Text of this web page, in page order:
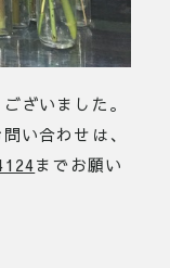
ざいました。
い合わせは、
までお願い